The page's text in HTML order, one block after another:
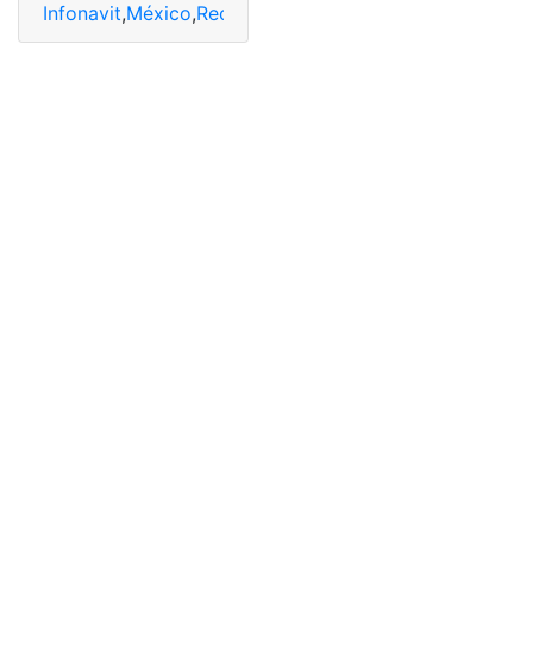
Infonavit,México,Recuperar